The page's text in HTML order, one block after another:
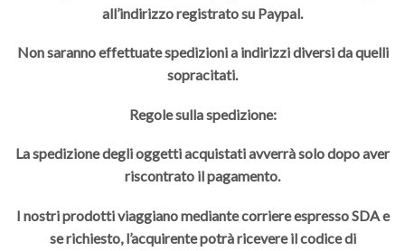
all’indirizzo registrato su Paypal.
Non saranno effettuate spedizioni a indirizzi diversi da quelli
sopracitati.
Regole sulla spedizione:
La spedizione degli oggetti acquistati avverrà solo dopo aver
riscontrato il pagamento.
I nostri prodotti viaggiano mediante corriere espresso SDA e
se richiesto, l’acquirente potrà ricevere il codice di